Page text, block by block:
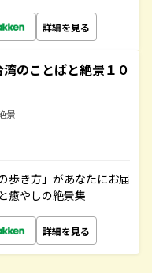
詳細を見る
のことばと絶景１０
景
歩き方」があなたにお届
癒やしの絶景集
詳細を見る